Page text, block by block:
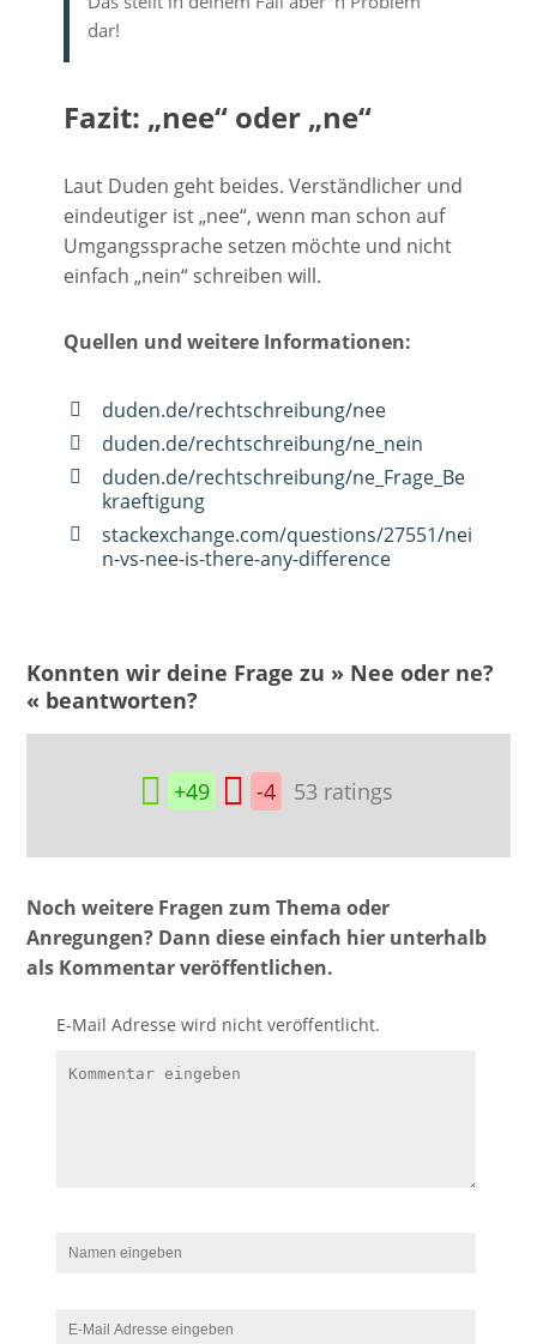
dar!
Fazit: „nee“ oder „ne“
Laut Duden geht beides. Verständlicher und
eindeutiger ist „nee“, wenn man schon auf
Umgangssprache setzen möchte und nicht
einfach „nein“ schreiben will.
Quellen und weitere Informationen:
duden.de/rechtschreibung/nee
duden.de/rechtschreibung/ne_nein
duden.de/rechtschreibung/ne_Frage_Be
kraeftigung
stackexchange.com/questions/27551/nei
n-vs-nee-is-there-any-difference
Konnten wir deine Frage zu » Nee oder ne?
« beantworten?
+49 -4 53 ratings
Noch weitere Fragen zum Thema oder
Anregungen? Dann diese einfach hier unterhalb
als Kommentar veröffentlichen.
E-Mail Adresse wird nicht veröffentlicht.